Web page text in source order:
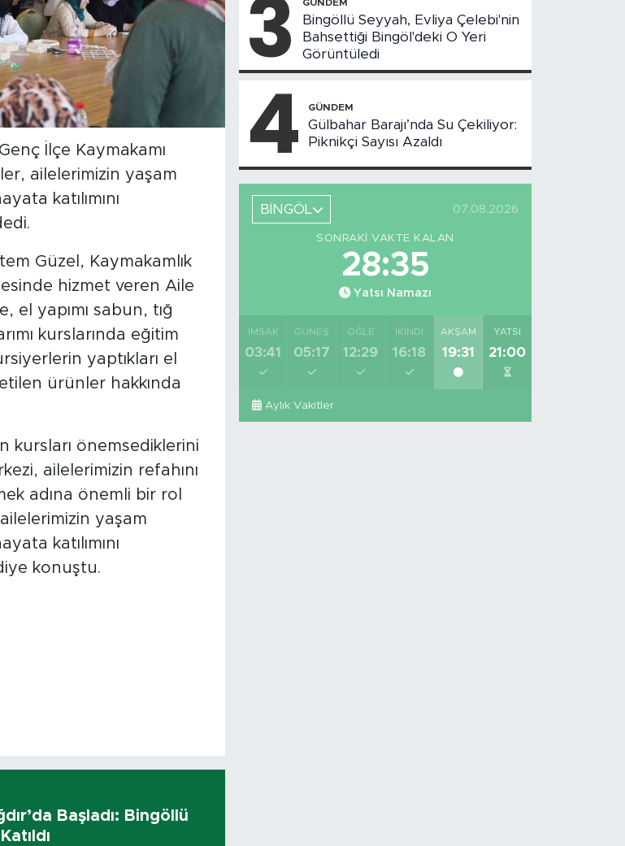
İlçe Kaymakamı
ailelerimizin yaşam
katılımını
Güzel, Kaymakamlık
hizmet veren Aile
el yapımı sabun, tığ
kurslarında eğitim
yaptıkları el
ürünler hakkında
kursları önemsediklerini
ailelerimizin refahını
adına önemli bir rol
yaşam
katılımını
konuştu.
Başladı: Bingöllü
3 GÜNDEM
Bingöllü Seyyah, Evliya Çelebi'nin
Bahsettiği Bingöl'deki O Yeri
Görüntüledi
4 GÜNDEM
Gülbahar Barajı’nda Su Çekiliyor:
Piknikçi Sayısı Azaldı
BİNGÖL 07.08.2026
SONRAKI VAKTE KALAN
28:34
Yatsı Namazı
İMSAK
03:41
GÜNEŞ
05:17
ÖĞLE
12:29
İKINDI
16:18
AKŞAM
19:31
YATSI
21:00
Aylık Vakitler